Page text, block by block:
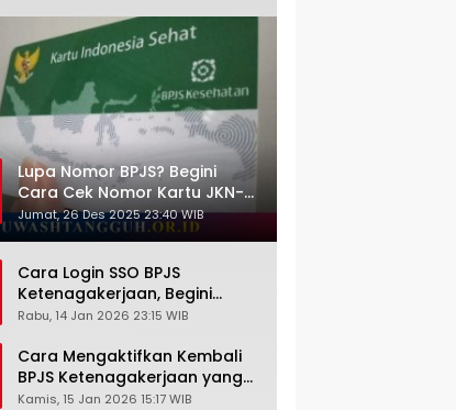
Lupa Nomor BPJS? Begini
Cara Cek Nomor Kartu JKN-
KIS dengan NIK KTP
Jumat, 26 Des 2025 23:40 WIB
Cara Login SSO BPJS
Ketenagakerjaan, Begini
Tutorial Lengkap dan
Rabu, 14 Jan 2026 23:15 WIB
Cara Mengaktifkan Kembali
BPJS Ketenagakerjaan yang
Nonaktif, Begini Panduan
Kamis, 15 Jan 2026 15:17 WIB